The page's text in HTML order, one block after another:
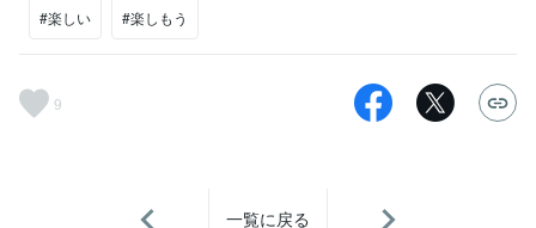
#楽しい #楽しもう
9
一覧に戻る